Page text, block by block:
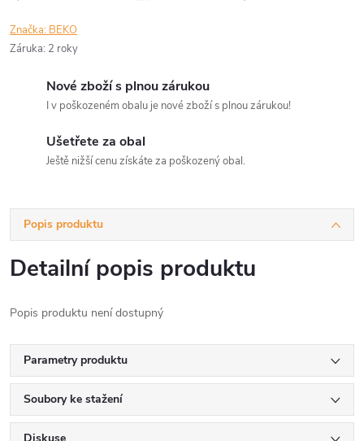
Značka: BEKO
Záruka: 2 roky
Nové zboží s plnou zárukou
I v poškozeném obalu je nové zboží s plnou zárukou!
Ušetřete za obal
Ještě nižší cenu získáte za poškozený obal.
Popis produktu
Detailní popis produktu
Popis produktu není dostupný
Parametry produktu
Soubory ke stažení
Diskuse